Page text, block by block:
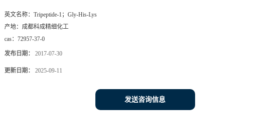
英文名称： Tripeptide-1；Gly-His-Lys
产地： 成都科成精细化工
cas： 72957-37-0
发布日期： 2017-07-30
更新日期： 2025-09-11
发送咨询信息